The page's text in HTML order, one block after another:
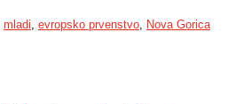
mladi, evropsko prvenstvo, Nova Gorica